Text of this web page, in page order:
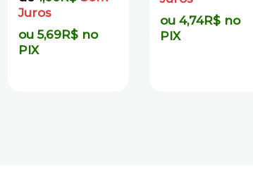
Juros
ou 5,69R$ no
PIX
ou 4,74R$ no
PIX